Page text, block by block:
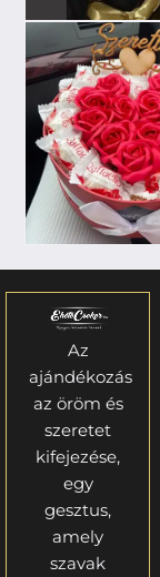
Az
ajándékozás
az öröm és
szeretet
kifejezése,
egy
gesztus,
amely
szavak